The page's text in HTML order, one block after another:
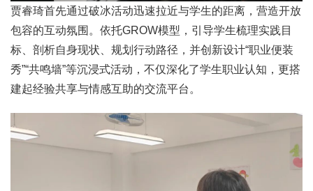
贾睿琦首先通过破冰活动迅速拉近与学生的距离，营造开放
包容的互动氛围。依托GROW模型，引导学生梳理实践目
标、剖析自身现状、规划行动路径，并创新设计“职业便装
秀”“共鸣墙”等沉浸式活动，不仅深化了学生职业认知，更搭
建起经验共享与情感互助的交流平台。